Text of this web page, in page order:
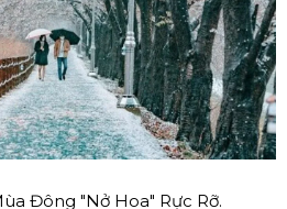
Đông "Nở Hoa" Rực Rỡ.